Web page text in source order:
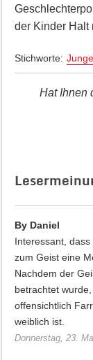
der Kinder Halt
Stichworte:
Hat Ihnen
By Daniel
Interessant,
zum Geist eine
Nachdem der
betrachtet
offensichtlich
weiblich ist.
Donnerstag, 23.